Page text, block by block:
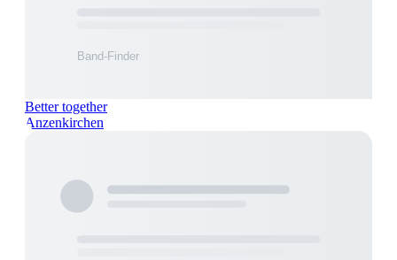
Better together
Anzenkirchen